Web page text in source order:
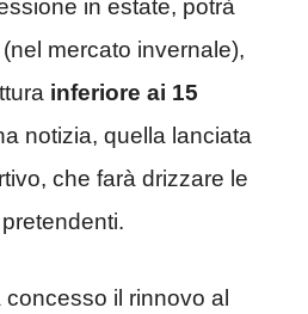
in estate, potrà
mercato invernale),
inferiore ai 15
notizia, quella lanciata
che farà drizzare le
il rinnovo al